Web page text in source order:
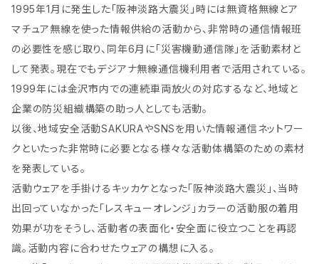
1995年1月に発生した「阪神淡路大震災」時には無資格無線とア
マチュア無線を使った情報供給の活動から、非常時の通信情報班
の必要性を感じ取り、同年6月に「災害機動通信隊」を活動素材と
して発表。現在でもデジアナ無線通信機利用者で活用されている。
1999年には金沢市内での連続車両放火の対応するなど、地域と
企業の防災組織構築の助っ人としても活動。
以後、地域安全活動SAKURAやSNSを用いた情報通信ネットワー
クといたった非常時に必要となる様々な活動体構築のための素材
を発表している。
活動ウェアを手掛けるキッカケとなった「阪神淡路大震災」、当時
出回っていなかった「レスキューオレンジ」カラーの活動服の着用
効果が功をそうし、活動者の表面化・安全面に役立つことを再認
識。活動内容に合わせたウェアの構想に入る。